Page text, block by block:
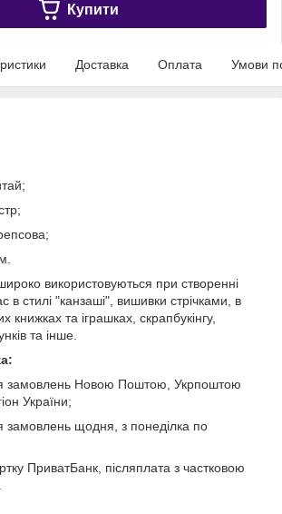
Купити
Доставка Оплата Умови
використовуються при створенні
в стилі "канзаші", вишивки стрічками, в
книжках та іграшках, скрапбукінгу,
та інше.
замовлень Новою Поштою, Укрпоштою
України;
замовлень щодня, з понеділка по
ПриватБанк, післяплата з частковою